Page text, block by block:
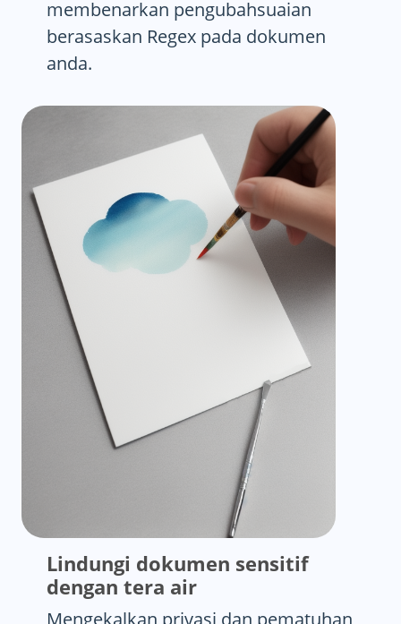
membenarkan pengubahsuaian
berasaskan Regex pada dokumen
anda.
Lindungi dokumen sensitif
dengan tera air
Mengekalkan privasi dan pematuhan